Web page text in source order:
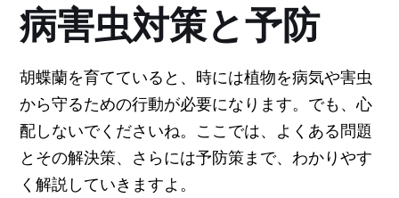
病害虫対策と予防
胡蝶蘭を育てていると、時には植物を病気や害虫
から守るための行動が必要になります。でも、心
配しないでくださいね。ここでは、よくある問題
とその解決策、さらには予防策まで、わかりやす
く解説していきますよ。